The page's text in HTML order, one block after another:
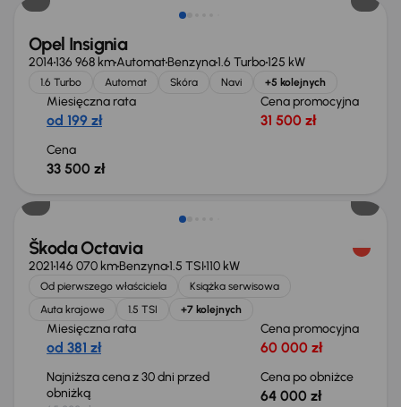
Opel Insignia
2014136 968 kmAutomatBenzyna1.6 Turbo125 kW
1.6 Turbo Automat Skóra Navi +5 kolejnych
Miesięczna rata
od 199 zł
Cena promocyjna
31 500 zł
Cena
33 500 zł
Taniej o 1 000 zł
Škoda Octavia
2021146 070 kmBenzyna1.5 TSI110 kW
Od pierwszego właściciela
Książka serwisowa
Auta krajowe
1.5 TSI +7 kolejnych
Miesięczna rata
od 381 zł
Cena promocyjna
60 000 zł
Najniższa cena z 30 dni przed
obniżką
Cena po obniżce
64 000 zł